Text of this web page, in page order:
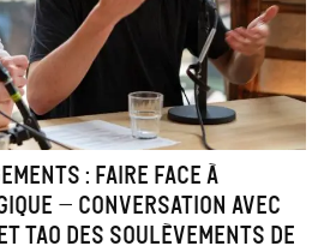
: faire face à
– Conversation avec
Tao des Soulèvements de